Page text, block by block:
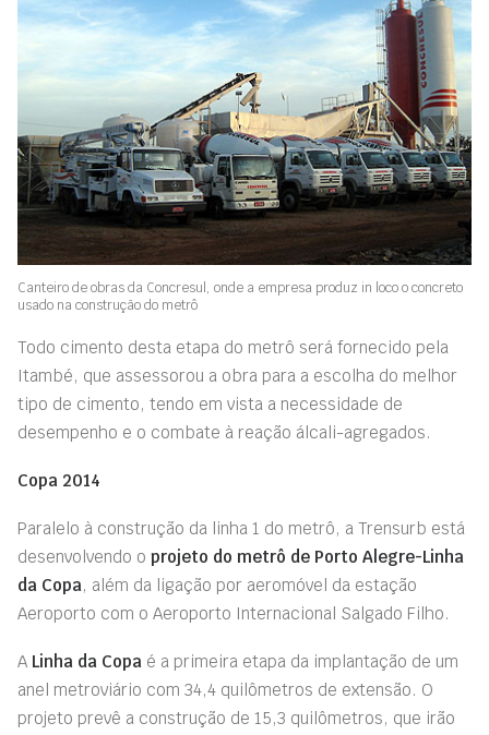
Canteiro de obras da Concresul, onde a empresa produz in loco o concreto
usado na construção do metrô
Todo cimento desta etapa do metrô será fornecido pela
Itambé, que assessorou a obra para a escolha do melhor
tipo de cimento, tendo em vista a necessidade de
desempenho e o combate à reação álcali-agregados.
Copa 2014
Paralelo à construção da linha 1 do metrô, a Trensurb está
desenvolvendo o projeto do metrô de Porto Alegre-Linha
da Copa, além da ligação por aeromóvel da estação
Aeroporto com o Aeroporto Internacional Salgado Filho.
A Linha da Copa é a primeira etapa da implantação de um
anel metroviário com 34,4 quilômetros de extensão. O
projeto prevê a construção de 15,3 quilômetros, que irão